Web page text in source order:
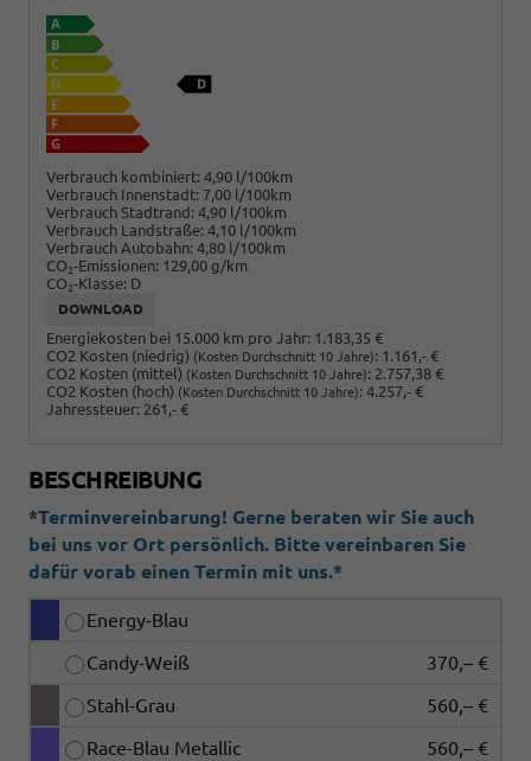
Verbrauch kombiniert: 4,90 l/100km
Verbrauch Innenstadt: 7,00 l/100km
Verbrauch Stadtrand: 4,90 l/100km
Verbrauch Landstraße: 4,10 l/100km
Verbrauch Autobahn: 4,80 l/100km
CO2-Emissionen: 129,00 g/km
CO2-Klasse: D
DOWNLOAD
Energiekosten bei 15.000 km pro Jahr: 1.183,35 €
CO2 Kosten (niedrig) (Kosten Durchschnitt 10 Jahre): 1.161,- €
CO2 Kosten (mittel) (Kosten Durchschnitt 10 Jahre): 2.757,38 €
CO2 Kosten (hoch) (Kosten Durchschnitt 10 Jahre): 4.257,- €
Jahressteuer: 261,- €
BESCHREIBUNG
*Terminvereinbarung! Gerne beraten wir Sie auch
bei uns vor Ort persönlich. Bitte vereinbaren Sie
dafür vorab einen Termin mit uns.*
Energy-Blau
Candy-Weiß
370,– €
Stahl-Grau
560,– €
Race-Blau Metallic
560,– €